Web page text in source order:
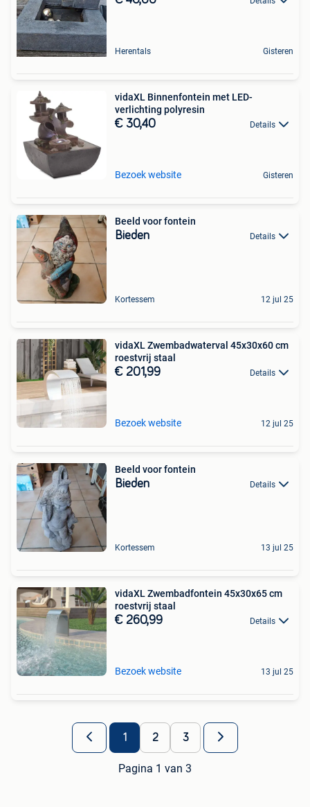
Herentals Gisteren
vidaXL Binnenfontein met LED-
verlichting polyresin
€ 30,40 Details
Bezoek website Gisteren
Beeld voor fontein
Bieden Details
Kortessem 12 jul 25
vidaXL Zwembadwaterval 45x30x60 cm
roestvrij staal
€ 201,99 Details
Bezoek website 12 jul 25
Beeld voor fontein
Bieden Details
Kortessem 13 jul 25
vidaXL Zwembadfontein 45x30x65 cm
roestvrij staal
€ 260,99 Details
Bezoek website 13 jul 25
1 2 3
Pagina 1 van 3